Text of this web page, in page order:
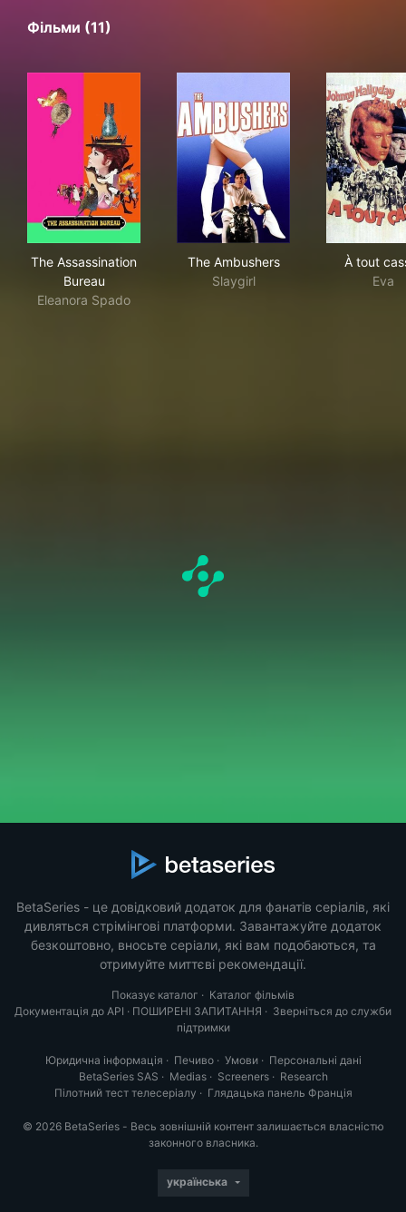
Фільми (11)
The Assassination
Bureau
Eleanora Spado
The Ambushers
Slaygirl
À tout
Eva
BetaSeries - це довідковий додаток для фанатів серіалів, які
дивляться стрімінгові платформи. Завантажуйте додаток
безкоштовно, вносьте серіали, які вам подобаються, та
отримуйте миттєві рекомендації.
Показує каталог · Каталог фільмів
Документація до API · ПОШИРЕНІ ЗАПИТАННЯ · Зверніться до служби
підтримки
Юридична інформація · Печиво· Умови· Персональні дані
BetaSeries SAS · Medias· Screeners· Research
Пілотний тест телесеріалу · Глядацька панель Франція
© 2026 BetaSeries - Весь зовнішній контент залишається власністю
законного власника.
українська